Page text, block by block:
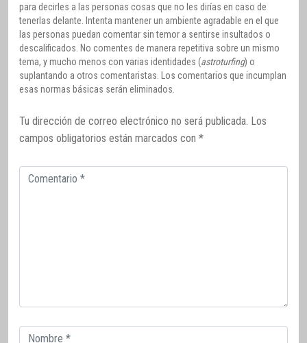
para decirles a las personas cosas que no les dirías en caso de
tenerlas delante. Intenta mantener un ambiente agradable en el que
las personas puedan comentar sin temor a sentirse insultados o
descalificados. No comentes de manera repetitiva sobre un mismo
tema, y mucho menos con varias identidades (astroturfing) o
suplantando a otros comentaristas. Los comentarios que incumplan
esas normas básicas serán eliminados.
Tu dirección de correo electrónico no será publicada. Los
campos obligatorios están marcados con *
Comentario
Correo